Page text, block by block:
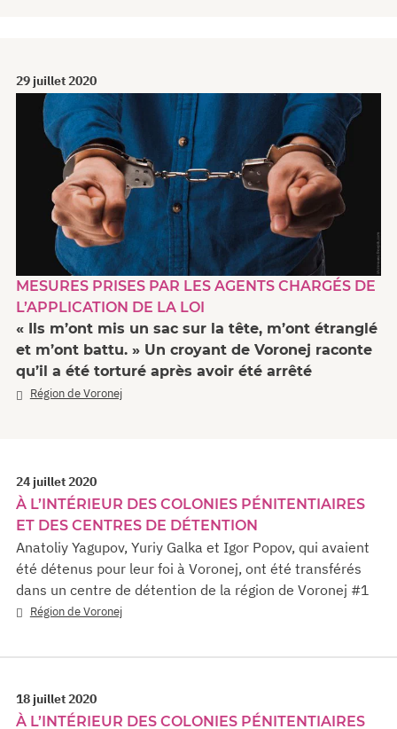
29 juillet 2020
MESURES PRISES PAR LES AGENTS CHARGÉS DE
L’APPLICATION DE LA LOI
« Ils m’ont mis un sac sur la tête, m’ont étranglé
et m’ont battu. » Un croyant de Voronej raconte
qu’il a été torturé après avoir été arrêté
Région de Voronej
24 juillet 2020
À L’INTÉRIEUR DES COLONIES PÉNITENTIAIRES
ET DES CENTRES DE DÉTENTION
Anatoliy Yagupov, Yuriy Galka et Igor Popov, qui avaient
été détenus pour leur foi à Voronej, ont été transférés
dans un centre de détention de la région de Voronej #1
Région de Voronej
18 juillet 2020
À L’INTÉRIEUR DES COLONIES PÉNITENTIAIRES